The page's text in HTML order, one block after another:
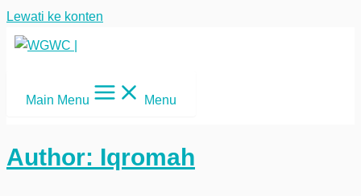
Lewati ke konten
Main Menu Menu
Author: Iqromah